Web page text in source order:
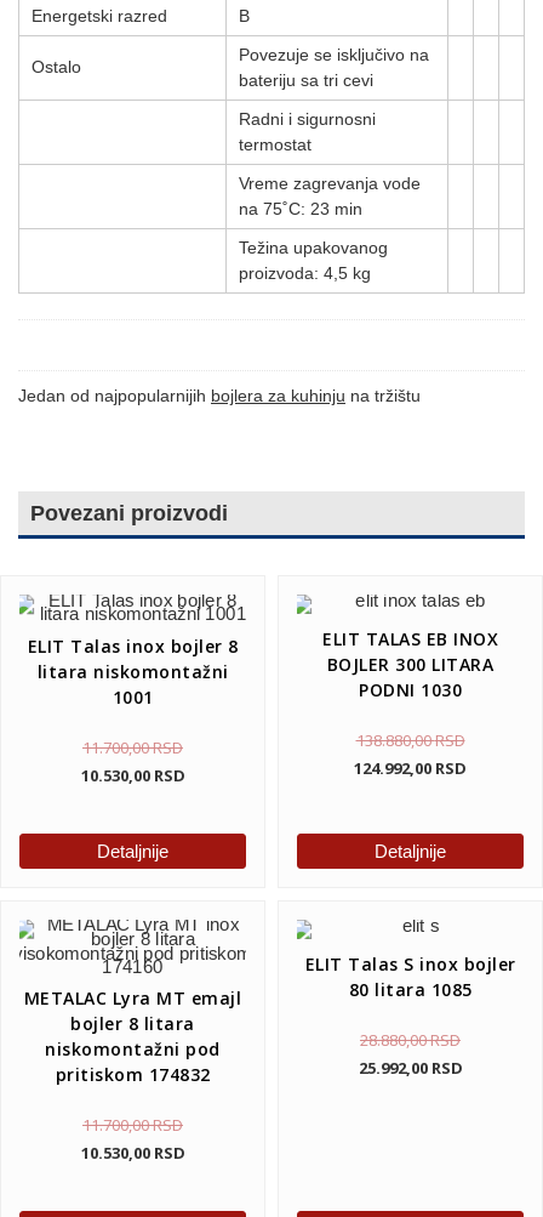
Energetski razred
B
Ostalo
Povezuje se isključivo na
bateriju sa tri cevi
Radni i sigurnosni
termostat
Vreme zagrevanja vode
na 75˚C: 23 min
Težina upakovanog
proizvoda: 4,5 kg
Jedan od najpopularnijih bojlera za kuhinju na tržištu
Povezani proizvodi
ELIT Talas inox bojler 8
litara niskomontažni
1001
11.700,00RSD
10.530,00 RSD
Detaljnije
ELIT TALAS EB INOX
BOJLER 300 LITARA
PODNI 1030
138.880,00RSD
124.992,00 RSD
Detaljnije
METALAC Lyra MT emajl
bojler 8 litara
niskomontažni pod
pritiskom 174832
11.700,00RSD
10.530,00 RSD
ELIT Talas S inox bojler
80 litara 1085
28.880,00RSD
25.992,00 RSD